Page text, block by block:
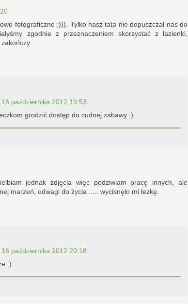
fotograficzne :))). Tylko nasz tata nie dopuszczał nas do
zgodnie z przeznaczeniem skorzystać z łazienki,
16 października 2012 19:53
grodzić dostęp do cudnej zabawy :)
jednak zdjęcia więc podziwiam pracę innych, ale
marzeń, odwagi do życia ..... wycisnęło mi łezkę.
16 października 2012 20:18
:)